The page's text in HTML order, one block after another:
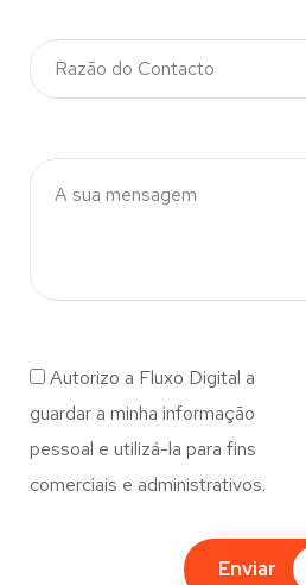
Autorizo a Fluxo Digital a
guardar a minha informação
pessoal e utilizá-la para fins
comerciais e administrativos.
Enviar